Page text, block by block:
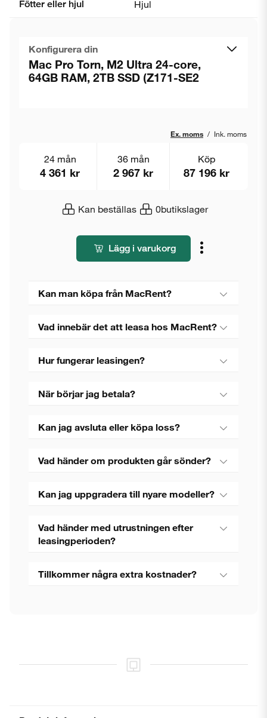
Fötter eller hjul Hjul
Konfigurera din
Mac Pro Torn, M2 Ultra 24-core,
64GB RAM, 2TB SSD (Z171-SE2
Ex. moms / Ink. moms
Kan beställas 0butikslager
24 mån
4 361 kr
36 mån
2 967 kr
Köp
87 196 kr
Lägg i varukorg
Kan man köpa från MacRent?
Vad innebär det att leasa hos MacRent?
Hur fungerar leasingen?
När börjar jag betala?
Kan jag avsluta eller köpa loss?
Vad händer om produkten går sönder?
Kan jag uppgradera till nyare modeller?
Vad händer med utrustningen efter
leasingperioden?
Tillkommer några extra kostnader?